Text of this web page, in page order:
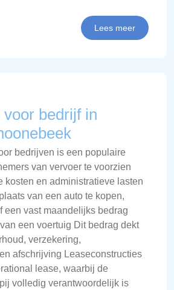
Lees meer
voor bedrijf in
bedrijven is een populaire
van vervoer te voorzien
kosten en administratieve lasten
van een auto te kopen,
een vast maandelijks bedrag
een voertuig Dit bedrag dekt
verzekering,
afschrijving Leaseconstructies
lease, waarbij de
volledig verantwoordelijk is